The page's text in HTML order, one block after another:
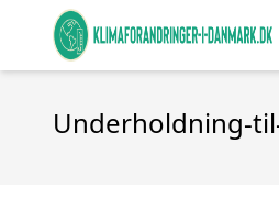
Underholdning-